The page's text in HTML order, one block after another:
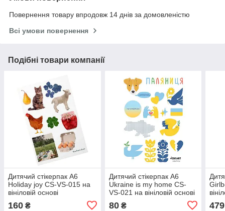
Повернення товару впродовж 14 днів за домовленістю
Всі умови повернення
Подібні товари компанії
Дитячий стікерпак А6
Holiday joy СS-VS-015 на
вініловій основі
160 ₴
Дитячий стікерпак А6
Ukraine is my home СS-
VS-021 на вініловій основі
80₴ 479